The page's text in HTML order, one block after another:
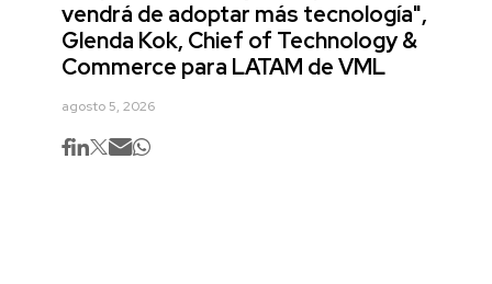
vendrá de adoptar más tecnología",
Glenda Kok, Chief of Technology &
Commerce para LATAM de VML
agosto 5, 2026